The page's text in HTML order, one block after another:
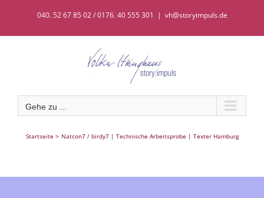
springen
040. 52 67 85 02 / 0176. 40 555 301 | vh@storyimpuls.de
Gehe zu ...
Startseite Natcon7 / birdy7 | Technische Arbeitsprobe | Texter Hamburg